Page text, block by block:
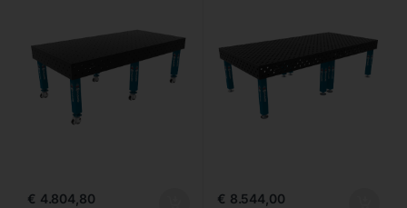
€ 4.804,80 € 8.544,00